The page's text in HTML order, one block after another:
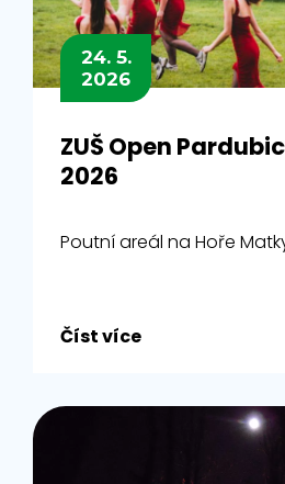
24. 5.
2026
ZUŠ Open
2026
Poutní areál na Hoře
Číst více